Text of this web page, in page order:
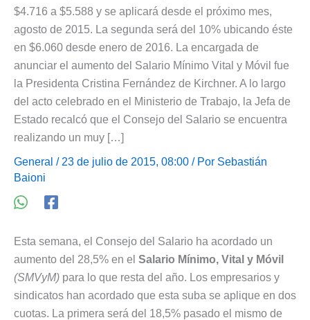
$4.716 a $5.588 y se aplicará desde el próximo mes,
agosto de 2015. La segunda será del 10% ubicando éste
en $6.060 desde enero de 2016. La encargada de
anunciar el aumento del Salario Mínimo Vital y Móvil fue
la Presidenta Cristina Fernández de Kirchner. A lo largo
del acto celebrado en el Ministerio de Trabajo, la Jefa de
Estado recalcó que el Consejo del Salario se encuentra
realizando un muy […]
General / 23 de julio de 2015, 08:00 / Por Sebastián
Baioni
Esta semana, el Consejo del Salario ha acordado un
aumento del 28,5% en el Salario Mínimo, Vital y Móvil
(SMVyM) para lo que resta del año. Los empresarios y
sindicatos han acordado que esta suba se aplique en dos
cuotas. La primera será del 18,5% pasado el mismo de